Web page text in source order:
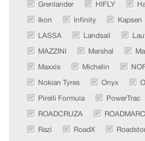
Grenlander HIFLY
Ikon Infinity Kapsen
LASSA Landsail
MAZZINI Marshal
Maxxis Michelin
Nokian Tyres Onyx
Pirelli Formula PowerTrac
ROADCRUZA
Razi RoadX